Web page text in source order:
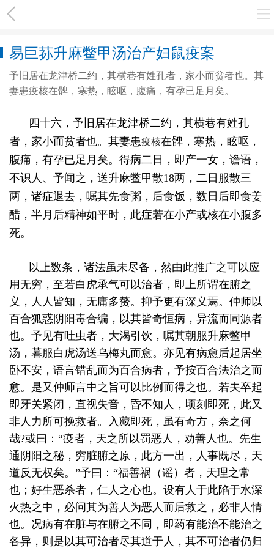
易巨荪升麻鳖甲汤治产妇鼠疫案
予旧居在龙津桥二约，其横巷有姓孔者，家小而贫者也。其
妻患疫核在髀，寒热，眩呕，腹痛，有孕已足月矣。
四十六，予旧居在龙津桥二约，其横巷有姓孔
者，家小而贫者也。其妻患疫核在髀，寒热，眩呕，
腹痛，有孕已足月矣。得病二日，即产一女，谵语，
不识人、予闻之，送升麻鳖甲散18两，二日服散三
两，诸症退去，嘱其先食粥，后食饭，数日后即食姜
醋，半月后精神如平时，此症若在小产或核在小腹多
死。
以上数条，诸法虽未尽备，然由此推广之可以应
用无穷，至若白虎承气可以治者，即上所谓在腑之
义，人人皆知，无庸多赘。抑予更有深义焉。仲师以
百合狐惑阴阳毒合编，以其皆奇恒病，异流而同源者
也。予见有吐虫者，大渴引饮，嘱其朝服升麻鳖甲
汤，暮服白虎汤送乌梅丸而愈。亦见有病愈后起居坐
卧不安，语言错乱而为百合病者，予按百合法治之而
愈。是又仲师言中之旨可以比例而得之也。若夫卒起
即牙关紧闭，直视失音，昏不知人，顷刻即死，此又
非人力所可挽救者。入藏即死，虽有奇方，奈之何
哉?或曰：“疫者，天之所以罚恶人，劝善人也。先生
通阴阳之秘，穷脏腑之原，此方一出，人事既尽，天
道反无权矣。”予曰：“福善祸（谣）者，天理之常
也；好生恶杀者，仁人之心也。设有人于此陷于水深
火热之中，必问其为善人为恶人而后救之，必非人情
也。况病有在脏与在腑之不同，即药有能治不能治之
各异，则是以其可治者尽其道于人，其不可治者仍归